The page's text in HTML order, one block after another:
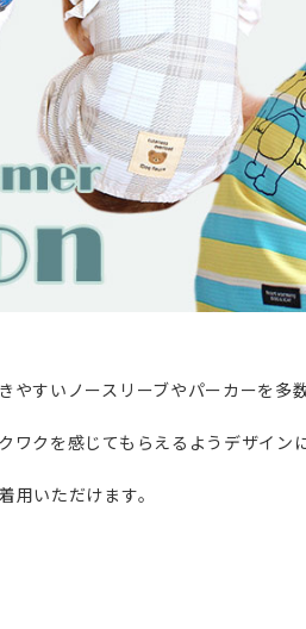
すいノースリーブやパーカーを多
クを感じてもらえるようデザイン
用いただけます。